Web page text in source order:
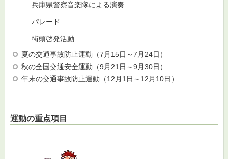
兵庫県警察音楽隊による演奏
パレード
街頭啓発活動
夏の交通事故防止運動（7月15日～7月24日）
秋の全国交通安全運動（9月21日～9月30日）
年末の交通事故防止運動（12月1日～12月10日）
運動の重点項目